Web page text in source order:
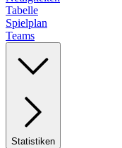
Tabelle
Spielplan
Teams
Statistiken